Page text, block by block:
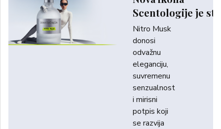
Scentologije je
Nitro Musk
donosi
odvažnu
eleganciju,
suvremenu
senzualnost
i mirisni
potpis koji
se razvija